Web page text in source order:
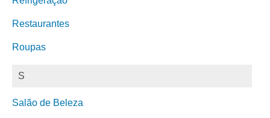
Restaurantes
Roupas
S
Salão de Beleza